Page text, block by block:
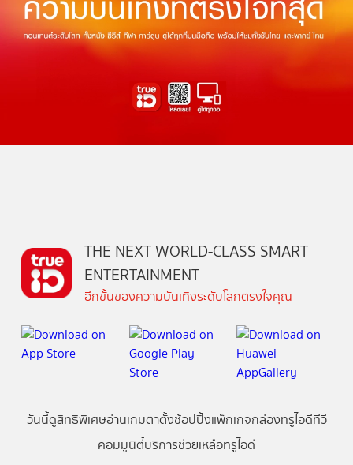
THE NEXT WORLD-CLASS SMART
ENTERTAINMENT
อีกขั้นของความบันเทิงระดับโลกตรงใจคุณ
วันนี้ดูสิทธิพิเศษอ่านเกมตาตั้งช้อปปิ้งแพ็กเกจกล่องทรูไอดีทีวี
คอมมูนิตี้บริการช่วยเหลือทรูไอดี